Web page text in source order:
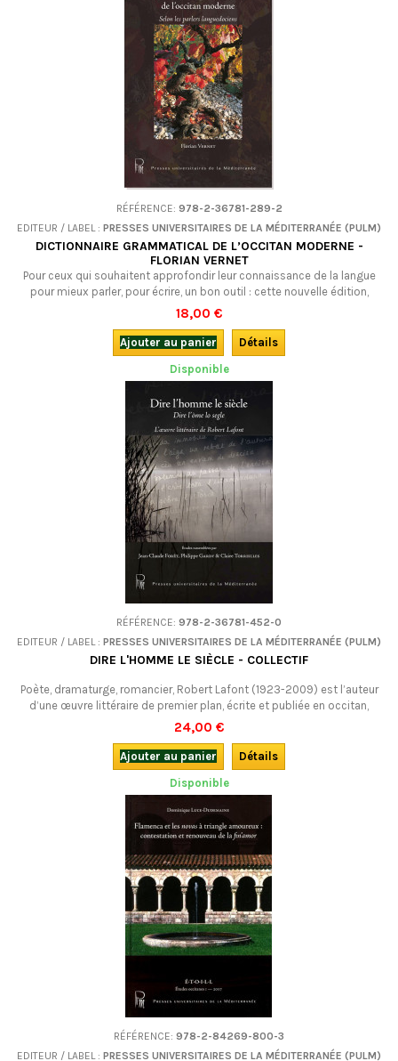
RÉFÉRENCE: 978-2-36781-289-2
EDITEUR / LABEL : PRESSES UNIVERSITAIRES DE LA MÉDITERRANÉE (PULM)
DICTIONNAIRE GRAMMATICAL DE L’OCCITAN MODERNE -
FLORIAN VERNET
Pour ceux qui souhaitent approfondir leur connaissance de la langue
pour mieux parler, pour écrire, un bon outil : cette nouvelle édition,
complétée, d'un classique. Présenté sous forme de dictionnaire, il
répond aux besoins d’apprentissage d’un public nouveau pour qui
l’occitan est une langue qui ne leur a pas été transmise mais qui
s’apprend.Bilingue.
18,00 €
Ajouter au panier
Détails
Disponible
RÉFÉRENCE: 978-2-36781-452-0
EDITEUR / LABEL : PRESSES UNIVERSITAIRES DE LA MÉDITERRANÉE (PULM)
DIRE L'HOMME LE SIÈCLE - COLLECTIF
Poète, dramaturge, romancier, Robert Lafont (1923-2009) est l’auteur
d’une œuvre littéraire de premier plan, écrite et publiée en occitan,
incomplètement traduite, à l’exception de la poésie, et encore trop peu
connue.Cet ouvrage propose un choix de vingt-trois articles, publiés de
1990 à aujourd’hui, sur l'oeuvre multiforme et passionnante de Robert...
24,00 €
Ajouter au panier
Détails
Disponible
RÉFÉRENCE: 978-2-84269-800-3
EDITEUR / LABEL : PRESSES UNIVERSITAIRES DE LA MÉDITERRANÉE (PULM)